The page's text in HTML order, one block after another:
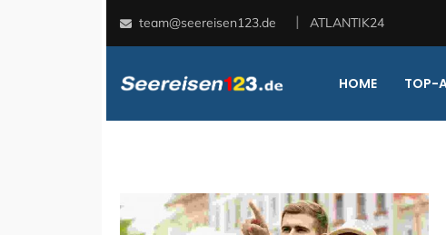
team@seereisen123.de ATLANTIK24
HOME TOP-